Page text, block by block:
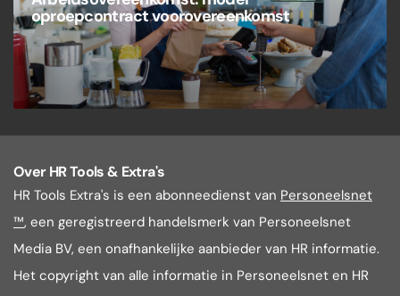
oproepcontract voorovereenkomst
Over HR Tools & Extra's
HR Tools Extra's is een abonneedienst van Personeelsnet
™, een geregistreerd handelsmerk van Personeelsnet
Media BV, een onafhankelijke aanbieder van HR informatie.
Het copyright van alle informatie in Personeelsnet en HR